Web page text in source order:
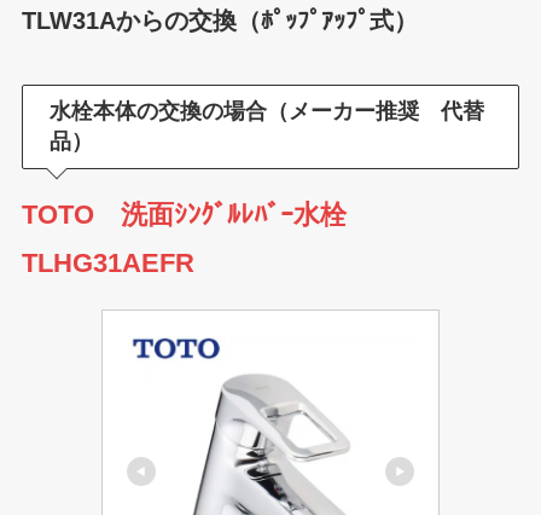
TLW31Aからの交換（ﾎﾟｯﾌﾟｱｯﾌﾟ式）
水栓本体の交換の場合 （メーカー推奨 代替
品）
TOTO 洗面ｼﾝｸﾞﾙﾚﾊﾞｰ水栓
TLHG31AEFR